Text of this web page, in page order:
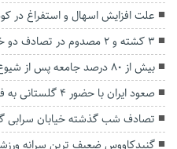
علت افزایش اسهال و استفراغ در
3 کشته و 2 مصدوم در تصادف دو خودرو در گنبدکاووس
بیش از ۸۰‌ درصد جامعه پس از شیوع کرونا دچار اختلالات روانی شده اند
صعود ایران با حضور ۴ گلستانی به فینال والیبال دانش آموزان جهان
تصادف شب گذشته خیابان
گنبدکاووس ضعیف ترین سرانه